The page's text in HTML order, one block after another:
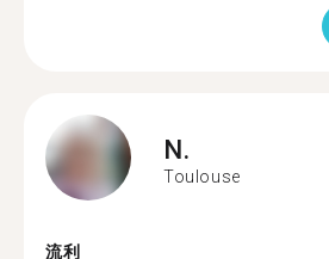
N.
Toulouse
流利